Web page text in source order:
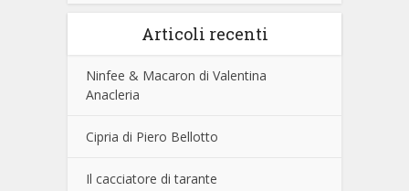
Articoli recenti
Ninfee & Macaron di Valentina
Anacleria
Cipria di Piero Bellotto
Il cacciatore di tarante